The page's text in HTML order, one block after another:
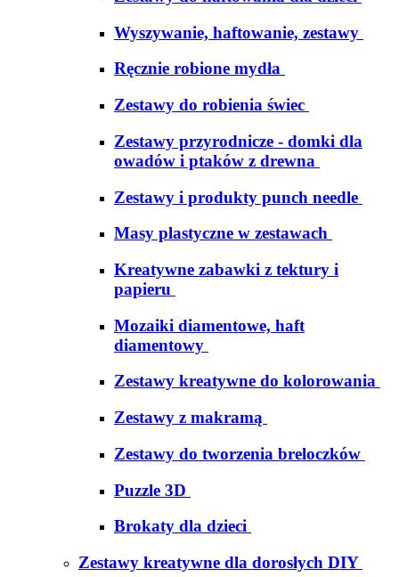
Wyszywanie, haftowanie, zestawy
Ręcznie robione mydła
Zestawy do robienia świec
Zestawy przyrodnicze - domki dla
owadów i ptaków z drewna
Zestawy i produkty punch needle
Masy plastyczne w zestawach
Kreatywne zabawki z tektury i
papieru
Mozaiki diamentowe, haft
diamentowy
Zestawy kreatywne do kolorowania
Zestawy z makramą
Zestawy do tworzenia breloczków
Puzzle 3D
Brokaty dla dzieci
Zestawy kreatywne dla dorosłych DIY